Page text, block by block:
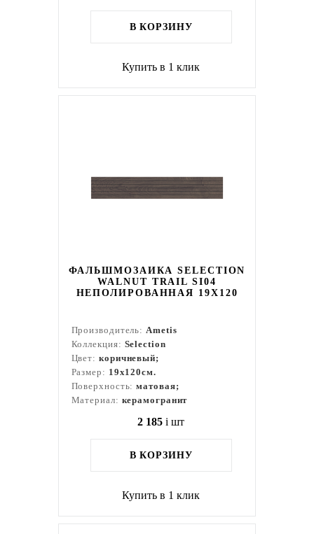
В КОРЗИНУ
Купить в 1 клик
ФАЛЬШМОЗАИКА SELECTION
WALNUT TRAIL SI04
НЕПОЛИРОВАННАЯ 19X120
Производитель:Ametis
Коллекция: Selection
Цвет: коричневый;
Размер: 19x120см.
Поверхность:матовая;
Материал: керамогранит
2 185 i шт
В КОРЗИНУ
Купить в 1 клик